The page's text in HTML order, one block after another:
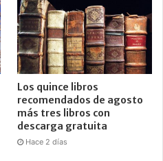
Los quince libros
recomendados de agosto
más tres libros con
descarga gratuita
Hace 2 días